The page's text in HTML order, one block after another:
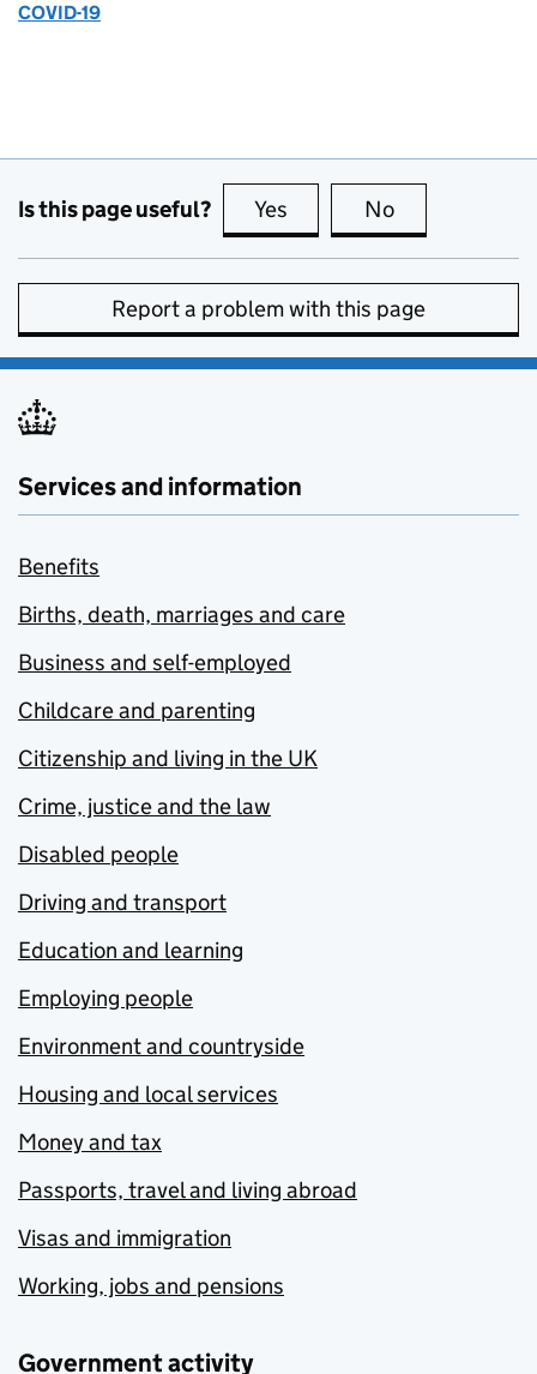
COVID-19
Is this page useful? Yes this page is useful
No
Report a problem with this page
Services and information
Benefits
Births, death, marriages and care
Business and self-employed
Childcare and parenting
Citizenship and living in the UK
Crime, justice and the law
Disabled people
Driving and transport
Education and learning
Employing people
Environment and countryside
Housing and local services
Money and tax
Passports, travel and living abroad
Visas and immigration
Working, jobs and pensions
Government activity